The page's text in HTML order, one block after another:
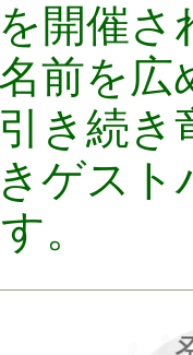
開催
前を
き続
ゲス
。